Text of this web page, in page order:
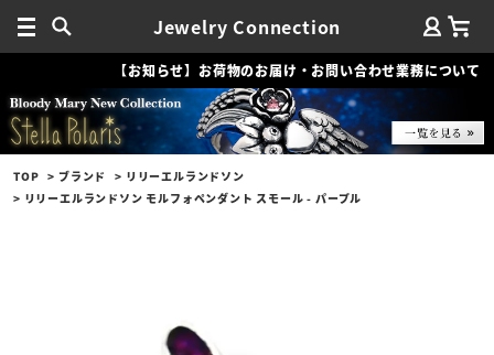
Jewelry Connection
【お知らせ】お荷物のお届け・お問い合わせ業務について
TOP ブランド
リリーエルランドソン
リリーエルランドソン モルフォペンダント スモール - パープル